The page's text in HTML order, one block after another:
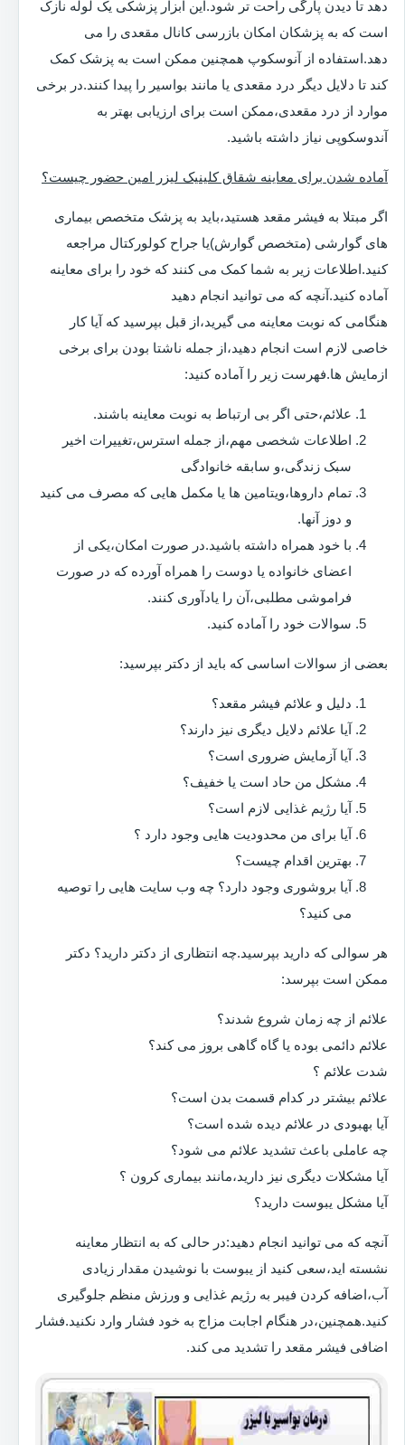
دهد تا دیدن پارگی راحت تر شود.این ابزار پزشکی یک لوله نازک
است که به پزشکان امکان بازرسی کانال مقعدی را می
دهد.استفاده از آنوسکوپ همچنین ممکن است به پزشک کمک
کند تا دلایل دیگر درد مقعدی یا مانند بواسیر را پیدا کنند.در برخی
موارد از درد مقعدی،ممکن است برای ارزیابی بهتر به
آندوسکوپی نیاز داشته باشید.
آماده شدن برای معاینه شقاق کلینیک لیزر امین حضور چیست؟
اگر مبتلا به فیشر مقعد هستید،باید به پزشک متخصص بیماری
های گوارشی (متخصص گوارش)یا جراح کولورکتال مراجعه
کنید.اطلاعات زیر به شما کمک می کنند که خود را برای معاینه
آماده کنید.آنچه که می توانید انجام دهید
هنگامی که نوبت معاینه می گیرید،از قبل بپرسید که آیا کار
خاصی لازم است انجام دهید،از جمله ناشتا بودن برای برخی
ازمایش ها.فهرست زیر را آماده کنید:
علائم،حتی اگر بی ارتباط به نوبت معاینه باشند.
اطلاعات شخصی مهم،از جمله استرس،تغییرات اخیر
سبک زندگی،و سابقه خانوادگی
تمام داروها،ویتامین ها یا مکمل هایی که مصرف می کنید
و دوز آنها.
با خود همراه داشته باشید.در صورت امکان،یکی از
اعضای خانواده یا دوست را همراه آورده که در صورت
فراموشی مطلبی،آن را یادآوری کنند.
سوالات خود را آماده کنید.
بعضی از سوالات اساسی که باید از دکتر بپرسید:
دلیل و علائم فیشر مقعد؟
آیا علائم دلایل دیگری نیز دارند؟
آیا آزمایش ضروری است؟
مشکل من حاد است یا خفیف؟
آیا رژیم غذایی لازم است؟
آیا برای من محدودیت هایی وجود دارد ؟
بهترین اقدام چیست؟
آیا بروشوری وجود دارد؟ چه وب سایت هایی را توصیه
می کنید؟
هر سوالی که دارید بپرسید.چه انتظاری از دکتر دارید؟ دکتر
ممکن است بپرسد:
علائم از چه زمان شروع شدند؟
علائم دائمی بوده یا گاه گاهی بروز می کند؟
شدت علائم ؟
علائم بیشتر در کدام قسمت بدن است؟
آیا بهبودی در علائم دیده شده است؟
چه عاملی باعث تشدید علائم می شود؟
آیا مشکلات دیگری نیز دارید،مانند بیماری کرون ؟
آیا مشکل یبوست دارید؟
آنچه که می توانید انجام دهید:در حالی که به انتظار معاینه
نشسته اید،سعی کنید از یبوست با نوشیدن مقدار زیادی
آب،اضافه کردن فیبر به رژیم غذایی و ورزش منظم جلوگیری
کنید.همچنین،در هنگام اجابت مزاج به خود فشار وارد نکنید.فشار
اضافی فیشر مقعد را تشدید می کند.